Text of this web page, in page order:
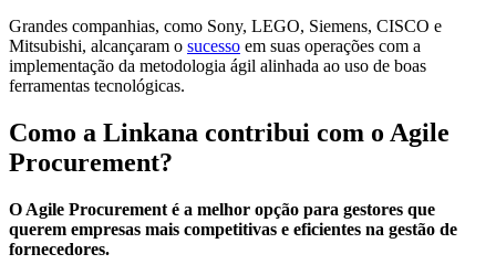
Grandes companhias, como Sony, LEGO, Siemens, CISCO e
Mitsubishi, alcançaram o sucesso em suas operações com a
implementação da metodologia ágil alinhada ao uso de boas
ferramentas tecnológicas.
Como a Linkana contribui com o Agile
Procurement?
O Agile Procurement é a melhor opção para gestores que
querem empresas mais competitivas e eficientes na gestão de
fornecedores.